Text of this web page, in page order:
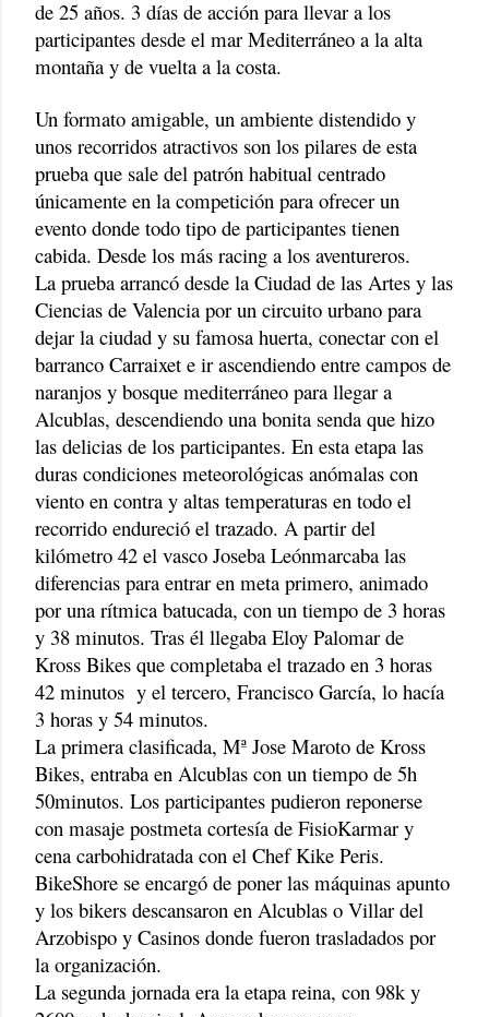
de 25 años. 3 días de acción para llevar a los
participantes desde el mar Mediterráneo a la alta
montaña y de vuelta a la costa.
Un formato amigable, un ambiente distendido y
unos recorridos atractivos son los pilares de esta
prueba que sale del patrón habitual centrado
únicamente en la competición para ofrecer un
evento donde todo tipo de participantes tienen
cabida. Desde los más racing a los aventureros.
La prueba arrancó desde la Ciudad de las Artes y las
Ciencias de Valencia por un circuito urbano para
dejar la ciudad y su famosa huerta, conectar con el
barranco Carraixet e ir ascendiendo entre campos de
naranjos y bosque mediterráneo para llegar a
Alcublas, descendiendo una bonita senda que hizo
las delicias de los participantes. En esta etapa las
duras condiciones meteorológicas anómalas con
viento en contra y altas temperaturas en todo el
recorrido endureció el trazado. A partir del
kilómetro 42 el vasco Joseba Leónmarcaba las
diferencias para entrar en meta primero, animado
por una rítmica batucada, con un tiempo de 3 horas
y 38 minutos. Tras él llegaba Eloy Palomar de
Kross Bikes que completaba el trazado en 3 horas
42 minutos y el tercero, Francisco García, lo hacía
3 horas y 54 minutos.
La primera clasificada, Mª Jose Maroto de Kross
Bikes, entraba en Alcublas con un tiempo de 5h
50minutos. Los participantes pudieron reponerse
con masaje postmeta cortesía de FisioKarmar y
cena carbohidratada con el Chef Kike Peris.
BikeShore se encargó de poner las máquinas apunto
y los bikers descansaron en Alcublas o Villar del
Arzobispo y Casinos donde fueron trasladados por
la organización.
La segunda jornada era la etapa reina, con 98k y